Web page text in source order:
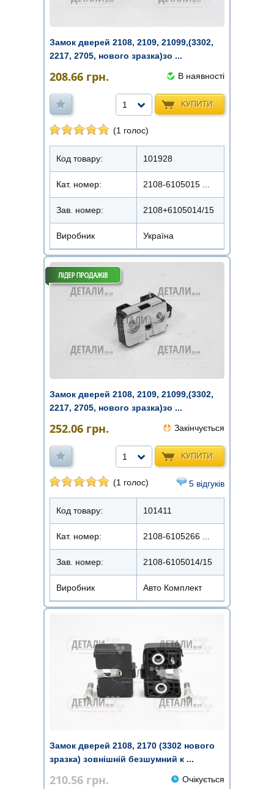
Замок дверей 2108, 2109, 21099,(3302,
2217, 2705, нового зразка)зо ...
208.66 грн. В наявності
КУПИТИ
1
(1 голос)
Код товару: 101928
Кат. номер: 2108-6105015 ...
Зав. номер: 2108+6105014/15
Виробник Україна
Замок дверей 2108, 2109, 21099,(3302,
2217, 2705, нового зразка)зо ...
252.06 грн. Закінчується
КУПИТИ
1
(1 голос) 5 відгуків
Код товару: 101411
Кат. номер: 2108-6105266 ...
Зав. номер: 2108-6105014/15
Виробник Авто Комплект
Замок дверей 2108, 2170 (3302 нового
зразка) зовнішній безшумний к ...
210.56 грн. Очікується